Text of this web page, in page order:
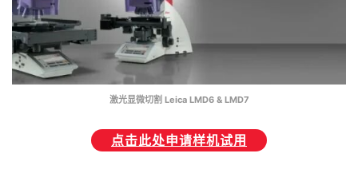
激光显微切割 Leica LMD6 & LMD7
点击此处申请样机试用